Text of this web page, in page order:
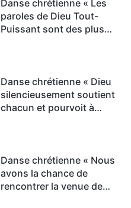
Danse chrétienne « Les
paroles de Dieu Tout-
Puissant sont des plus
Danse chrétienne « Dieu
silencieusement soutient
chacun et pourvoit à
Danse chrétienne « Nous
avons la chance de
rencontrer la venue de